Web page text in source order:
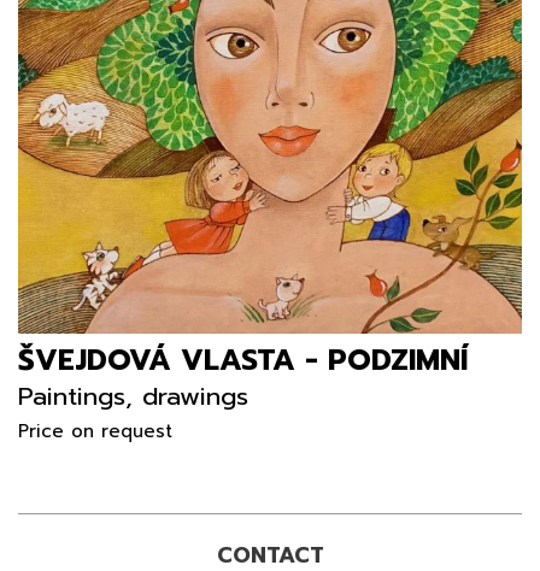
ŠVEJDOVÁ VLASTA - PODZIMNÍ
Paintings, drawings
Price on request
CONTACT